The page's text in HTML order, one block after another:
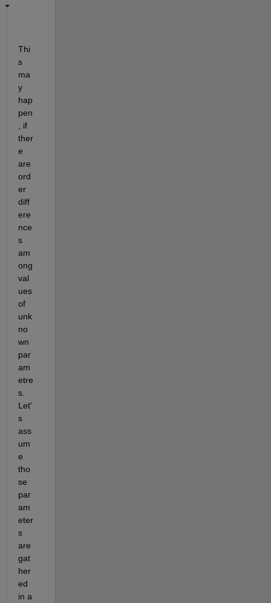
Thi
s
ma
y
hap
pen
, if
ther
e
are
ord
er
diff
ere
nce
s
am
ong
val
ues
of
unk
no
wn
par
am
etre
s.
Let'
s
ass
um
e
tho
se
par
am
eter
s
are
gat
her
ed
in a